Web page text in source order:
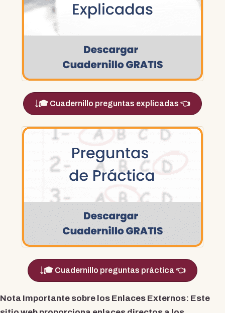
🎓 Cuadernillo preguntas explicadas 👈
🎓 Cuadernillo preguntas práctica 👈
Nota Importante sobre los Enlaces Externos: Este